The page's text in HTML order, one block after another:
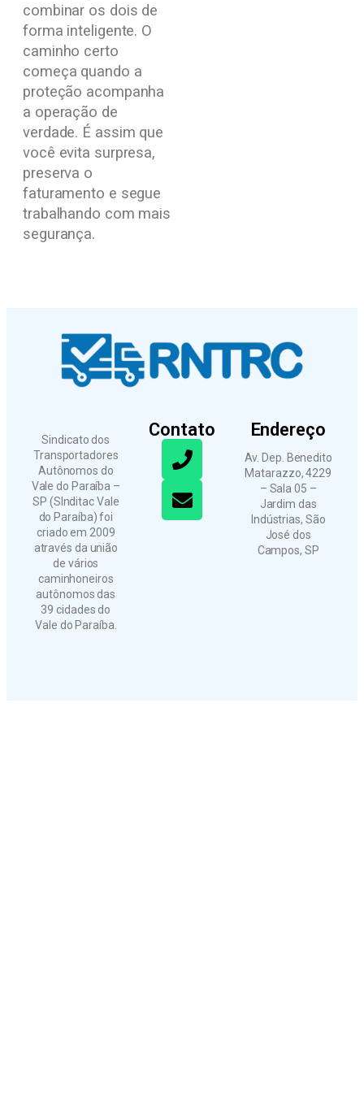
combinar os dois de
forma inteligente. O
caminho certo
começa quando a
proteção acompanha
a operação de
verdade. É assim que
você evita surpresa,
preserva o
faturamento e segue
trabalhando com mais
segurança.
Sindicato dos
Transportadores
Autônomos do
Vale do Paraíba –
SP (SInditac Vale
do Paraíba) foi
criado em 2009
através da união
de vários
caminhoneiros
autônomos das
39 cidades do
Vale do Paraíba.
Contato Endereço
Av. Dep. Benedito
Matarazzo, 4229
– Sala 05 –
Jardim das
Indústrias, São
José dos
Campos, SP